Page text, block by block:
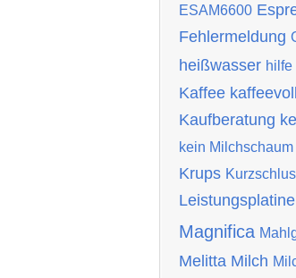
ESAM6600
Fehlermeldung
heißwasser hilfe
Kaffee
Kaufberatung
kein Milchschaum
Krups
Leistungsplatine
Magnifica
Melitta Milch